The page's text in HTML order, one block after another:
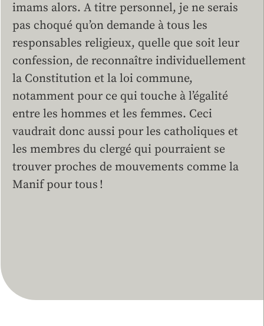
imams alors. A titre personnel, je ne serais
pas choqué qu’on demande à tous les
responsables religieux, quelle que soit leur
confession, de reconnaître individuellement
la Constitution et la loi commune,
notamment pour ce qui touche à l’égalité
entre les hommes et les femmes. Ceci
vaudrait donc aussi pour les catholiques et
les membres du clergé qui pourraient se
trouver proches de mouvements comme la
Manif pour tous !